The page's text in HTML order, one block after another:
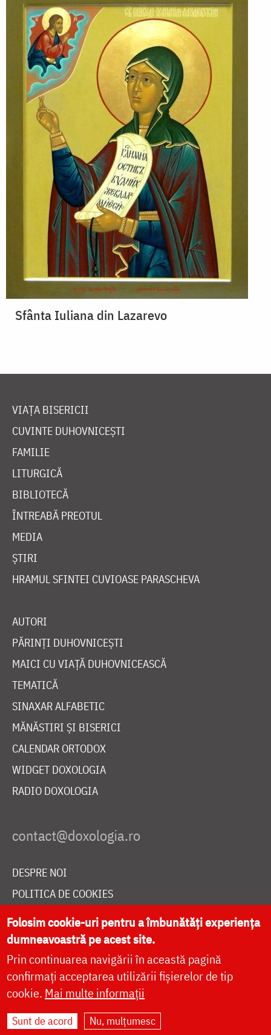
Sfânta Iuliana din Lazarevo
VIAȚA BISERICII
CUVINTE DUHOVNICEȘTI
FAMILIE
LITURGICĂ
BIBLIOTECĂ
ÎNTREABĂ PREOTUL
MEDIA
ȘTIRI
HRAMUL SFINTEI CUVIOASE PARASCHEVA
AUTORI
PĂRINȚI DUHOVNICEȘTI
MAICI CU VIAȚĂ DUHOVNICEASCĂ
TEMATICĂ
SINAXAR ALFABETIC
MĂNĂSTIRI ȘI BISERICI
CALENDAR ORTODOX
WIDGET DOXOLOGIA
RADIO DOXOLOGIA
DESPRE NOI
POLITICA DE COOKIES
DONEAZĂ ONLINE PENTRU CATEDRALA NAȚIONALĂ
LIVE
Site dezvoltat deDOXOLOGIA MEDIA
Folosim cookie-uri pentru a îmbunătăți experiența
dumneavoastră pe acest site.
Prin continuarea navigării în această pagină
confirmați acceptarea utilizării fișierelor de tip
cookie. Mai multe informații
Sunt de acord Nu, mulțumesc